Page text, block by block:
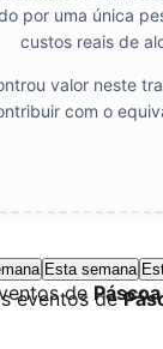
por uma única
custos reais de
valor neste
com o
Esta semana
de Páscoa
eventos de